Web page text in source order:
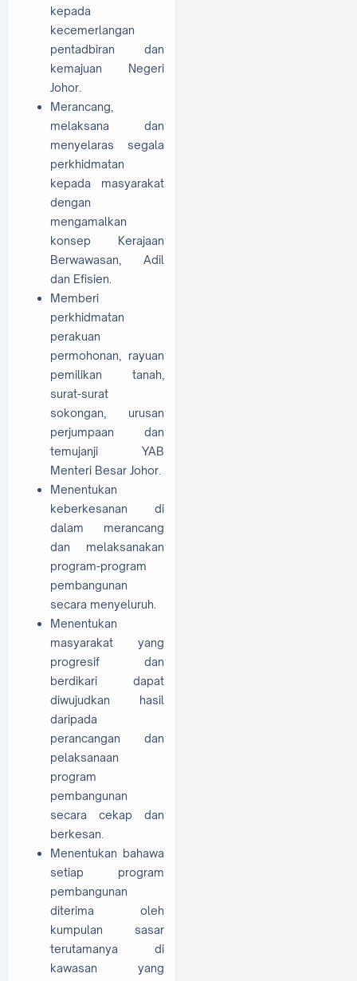
kepada
kecemerlangan
pentadbiran dan
kemajuan Negeri
Johor.
Merancang,
melaksana dan
menyelaras segala
perkhidmatan
kepada masyarakat
dengan
mengamalkan
konsep Kerajaan
Berwawasan, Adil
dan Efisien.
Memberi
perkhidmatan
perakuan
permohonan, rayuan
pemilikan tanah,
surat-surat
sokongan, urusan
perjumpaan dan
temujanji YAB
Menteri Besar Johor.
Menentukan
keberkesanan di
dalam merancang
dan melaksanakan
program-program
pembangunan
secara menyeluruh.
Menentukan
masyarakat yang
progresif dan
berdikari dapat
diwujudkan hasil
daripada
perancangan dan
pelaksanaan
program
pembangunan
secara cekap dan
berkesan.
Menentukan bahawa
setiap program
pembangunan
diterima oleh
kumpulan sasar
terutamanya di
kawasan yang